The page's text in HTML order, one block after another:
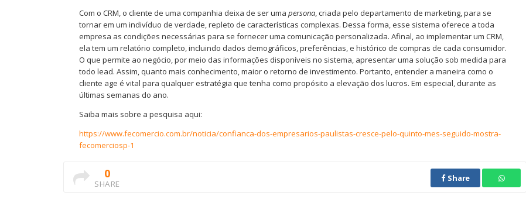
Com o CRM, o cliente de uma companhia deixa de ser uma persona, criada pelo departamento de marketing, para se
tornar em um indivíduo de verdade, repleto de características complexas. Dessa forma, esse sistema oferece a toda
empresa as condições necessárias para se fornecer uma comunicação personalizada. Afinal, ao implementar um CRM,
ela tem um relatório completo, incluindo dados demográficos, preferências, e histórico de compras de cada consumidor.
O que permite ao negócio, por meio das informações disponíveis no sistema, apresentar uma solução sob medida para
todo lead. Assim, quanto mais conhecimento, maior o retorno de investimento. Portanto, entender a maneira como o
cliente age é vital para qualquer estratégia que tenha como propósito a elevação dos lucros. Em especial, durante as
últimas semanas do ano.
Saiba mais sobre a pesquisa aqui:
https://www.fecomercio.com.br/noticia/confianca-dos-empresarios-paulistas-cresce-pelo-quinto-mes-seguido-mostra-
fecomerciosp-1
0
SHARE
Share